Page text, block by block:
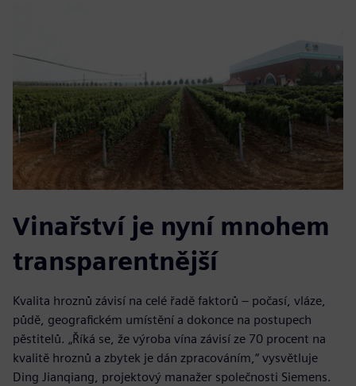
Vinařství je nyní mnohem
transparentnější
Kvalita hroznů závisí na celé řadě faktorů – počasí, vláze,
půdě, geografickém umístění a dokonce na postupech
pěstitelů. „Říká se, že výroba vína závisí ze 70 procent na
kvalitě hroznů a zbytek je dán zpracováním,“ vysvětluje
Ding Jianqiang, projektový manažer společnosti Siemens.